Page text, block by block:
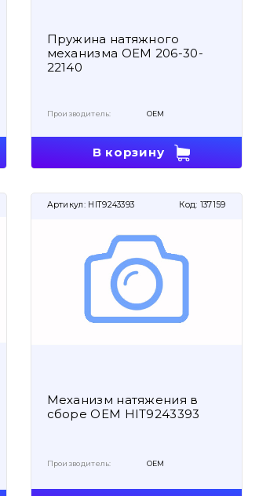
Пружина натяжного
механизма OEM 206-30-
22140
Производитель: OEM
В корзину
Артикул: HIT9243393 Код: 137159
Механизм натяжения в
сборе OEM HIT9243393
Производитель: OEM